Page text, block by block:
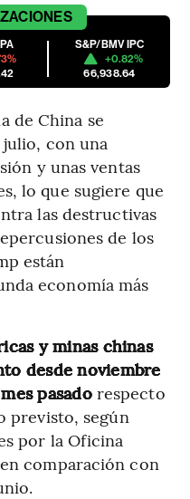
S&P/BMV IPC
+0.82%
66,938.64
de China se
con una
y unas ventas
lo que sugiere que
las destructivas
de los
están
economía más
y minas chinas
desde noviembre
pasadorespecto
previsto, según
por la Oficina
comparación con